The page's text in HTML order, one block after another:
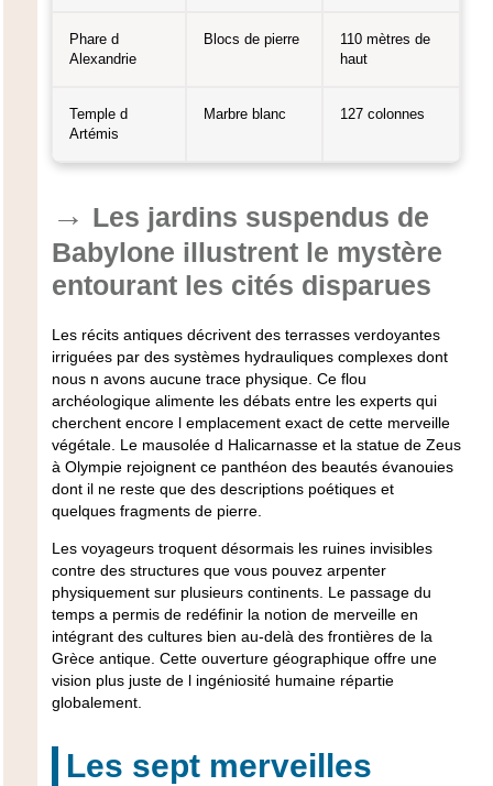
Phare d
Alexandrie
Blocs de pierre
110 mètres de
haut
Temple d
Artémis
Marbre blanc 127 colonnes
Les jardins suspendus de
Babylone illustrent le mystère
entourant les cités disparues
Les récits antiques décrivent des terrasses verdoyantes
irriguées par des systèmes hydrauliques complexes dont
nous n avons aucune trace physique. Ce flou
archéologique alimente les débats entre les experts qui
cherchent encore l emplacement exact de cette merveille
végétale. Le mausolée d Halicarnasse et la statue de Zeus
à Olympie rejoignent ce panthéon des beautés évanouies
dont il ne reste que des descriptions poétiques et
quelques fragments de pierre.
Les voyageurs troquent désormais les ruines invisibles
contre des structures que vous pouvez arpenter
physiquement sur plusieurs continents. Le passage du
temps a permis de redéfinir la notion de merveille en
intégrant des cultures bien au-delà des frontières de la
Grèce antique. Cette ouverture géographique offre une
vision plus juste de l ingéniosité humaine répartie
globalement.
Les sept merveilles